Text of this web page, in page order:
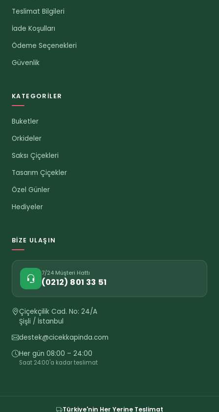
Teslimat Bilgileri
İade Koşulları
Ödeme Seçenekleri
Güvenlik
KATEGORILER
Buketler
Orkideler
Saksı Çiçekleri
Tasarım Çiçekler
Özel Günler
Hediyeler
BIZE ULAŞIN
7/24 Müşteri Hattı
(0212) 801 33 51
Çiçekçilik Cad. No: 24/A
Şişli / İstanbul
destek@cicekkapinda.com
Her gün 08:00 – 24:00
Saat 24:00'a kadar teslimat
Türkiye'nin Her Yerine Teslimat